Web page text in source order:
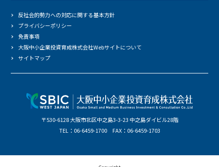
〒530-6128 大阪市北区中之島3-3-23 中之島ダイビル28階
TEL：06-6459-1700 FAX：06-6459-1703
反社会的勢力への対応に関する基本方針
プライバシーポリシー
免責事項
大阪中小企業投資育成株式会社Webサイトについて
サイトマップ